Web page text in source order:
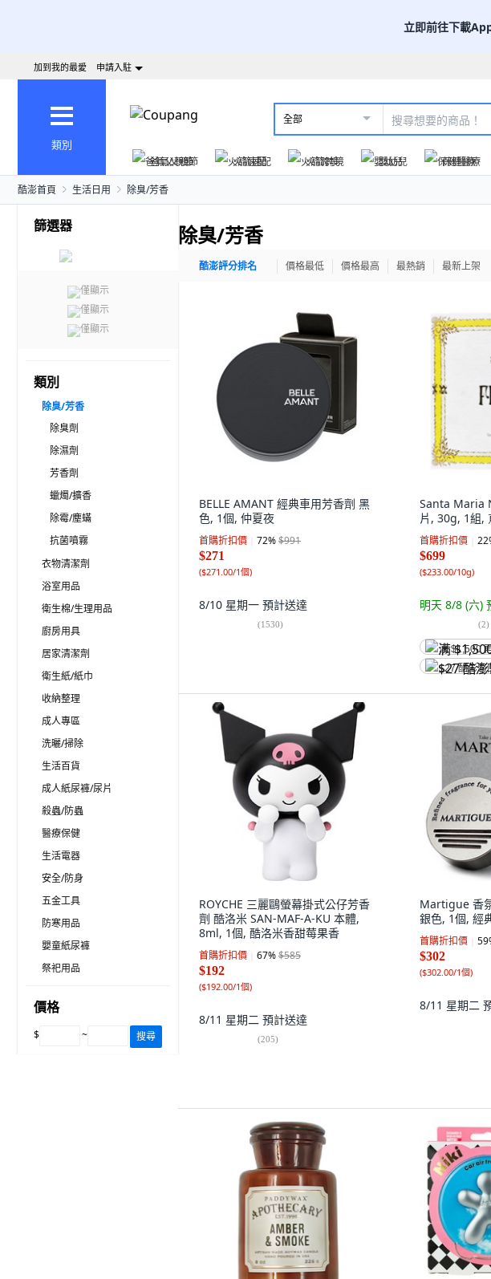
立即前往下載
加到我的最愛 申請入駐
類別
全部
爸氣父親節
火箭速配 火箭跨境 嬰幼兒 保健醫療
酷澎首頁 生活日用 除臭/芳香
篩選器
僅顯示
僅顯示
僅顯示
類別
除臭/芳香
除臭劑
除濕劑
芳香劑
蠟燭/擴香
除霉/塵蟎
抗菌噴霧
衣物清潔劑
浴室用品
衛生棉/生理用品
廚房用具
居家清潔劑
衛生紙/紙巾
收納整理
成人專區
洗曬/掃除
生活百貨
成人紙尿褲/尿片
殺蟲/防蟲
醫療保健
生活電器
安全/防身
五金工具
防寒用品
嬰童紙尿褲
祭祀用品
價格
$ ~ 搜尋
除臭/芳香
酷澎評分排名 價格最低 價格最高 最熱銷 最新上架
BELLE AMANT 經典車用芳香劑 黑
色, 1個, 仲夏夜
首購折扣價 72%$991
$271
($271.00/1個)
8/10 星期一 預計送達
(1530)
Santa Maria
片, 30g, 1組,
首購折扣價 22
$699
($233.00/10g)
明天 8/8 (六)
(2)
满 $1,500
$27 酷澎幣
ROYCHE 三麗鷗螢幕掛式公仔芳香
劑 酷洛米 SAN-MAF-A-KU 本體,
8ml, 1個, 酷洛米香甜莓果香
首購折扣價 67%$585
$192
($192.00/1個)
8/11 星期二 預計送達
(205)
Martigue 香
銀色, 1個, 經
首購折扣價 59
$302
($302.00/1個)
8/11 星期二